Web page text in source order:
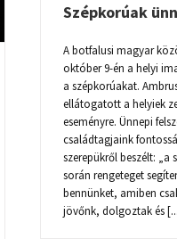
Szépkorúak
A botfalusi magyar
október 9-én a helyi
a szépkorúakat.
ellátogatott a helyiek
eseményre. Ünnepi
családtagjaink
szerepükről beszélt: „a
során rengeteget
bennünket, amiben
jövőnk, dolgoztak és